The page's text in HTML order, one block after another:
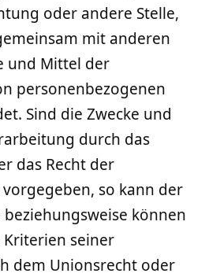
oder andere Stelle,
mit anderen
und Mittel der
personenbezogenen
Sind die Zwecke und
durch das
das Recht der
so kann der
können
seiner
dem Unionsrecht oder